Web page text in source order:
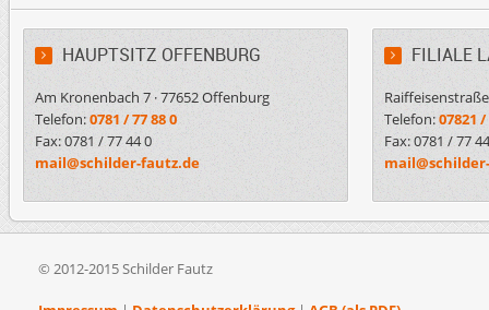
HAUPTSITZ OFFENBURG
Am Kronenbach 7 · 77652 Offenburg
Telefon:0781 / 77 88 0
Fax: 0781 / 77 44 0
mail@schilder-fautz.de
FILIALE
Telefon:07821 /
Fax: 0781 / 77
© 2012-2015 Schilder Fautz